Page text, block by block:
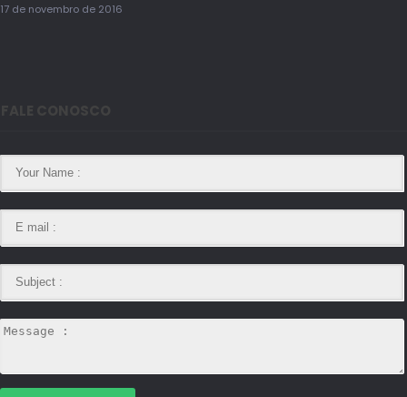
17 de novembro de 2016